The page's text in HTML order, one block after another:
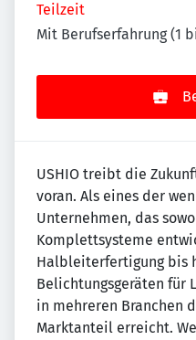
Teilzeit
Mit Berufserfahrung (1
USHIO treibt die
voran. Als eines der
Unternehmen, das
Komplettsysteme
Halbleiterfertigung bis
Belichtungsgeräten für
in mehreren Branchen
Marktanteil erreicht.